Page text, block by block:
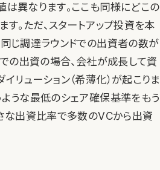
異なります。ここも同様にどこの
。ただ、スタートアップ投資を本
じ調達ラウンドでの出資者の数が
の出資の場合、会社が成長して資
リューション（希薄化）が起こりま
うな最低のシェア確保基準をもう
な出資比率で多数のVCから出資